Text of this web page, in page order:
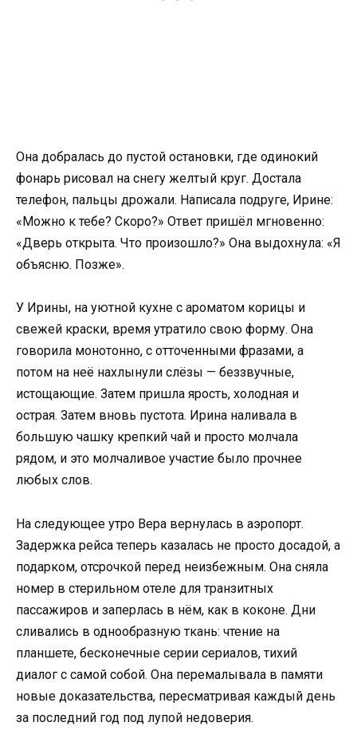
Она добралась до пустой остановки, где одинокий
фонарь рисовал на снегу желтый круг. Достала
телефон, пальцы дрожали. Написала подруге, Ирине:
«Можно к тебе? Скоро?» Ответ пришёл мгновенно:
«Дверь открыта. Что произошло?» Она выдохнула: «Я
объясню. Позже».
У Ирины, на уютной кухне с ароматом корицы и
свежей краски, время утратило свою форму. Она
говорила монотонно, с отточенными фразами, а
потом на неё нахлынули слёзы — беззвучные,
истощающие. Затем пришла ярость, холодная и
острая. Затем вновь пустота. Ирина наливала в
большую чашку крепкий чай и просто молчала
рядом, и это молчаливое участие было прочнее
любых слов.
На следующее утро Вера вернулась в аэропорт.
Задержка рейса теперь казалась не просто досадой, а
подарком, отсрочкой перед неизбежным. Она сняла
номер в стерильном отеле для транзитных
пассажиров и заперлась в нём, как в коконе. Дни
сливались в однообразную ткань: чтение на
планшете, бесконечные серии сериалов, тихий
диалог с самой собой. Она перемалывала в памяти
новые доказательства, пересматривая каждый день
за последний год под лупой недоверия.